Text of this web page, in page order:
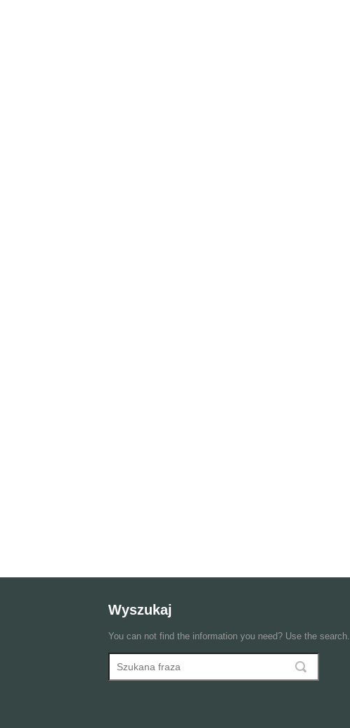
Wyszukaj
You can not find the information you need? Use the search.
Formularz wyszukiwania
Wyszukaj